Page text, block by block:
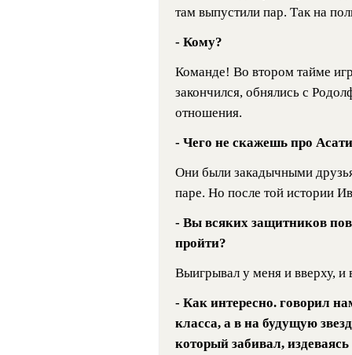
там выпустили пар. Так на
- Кому?
Команде! Во втором тайме
закончился, обнялись с
отношения.
- Чего не скажешь про
Они были закадычными
паре. Но после той истории
- Вы всяких защитников
пройти?
Выигрывал у меня и вверху, и
- Как интересно. говорил
класса, а в на будущую
который забивал,